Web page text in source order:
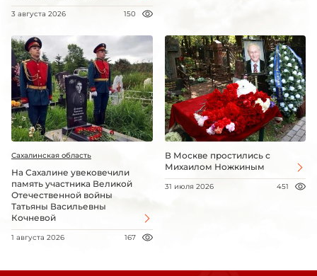
3 августа 2026 150
Сахалинская область
На Сахалине увековечили
память участника Великой
Отечественной войны
Татьяны Васильевны
Кочневой
1 августа 2026 167
В Москве простились с
Михаилом Ножкиным
31 июля 2026 451